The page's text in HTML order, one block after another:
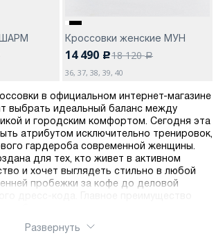
ШАРМ Кроссовки женские МУН
14 490 c18 120a
36, 37, 38, 39, 40
в официальном интернет-магазине
выбрать идеальный баланс между
и городским комфортом. Сегодня эта
атрибутом исключительно тренировок,
гардероба современной женщины.
для тех, кто живет в активном
и хочет выглядеть стильно в любой
пробежки за кофе до деловой
нашего ассортимента составляет
выделки, а также
Развернуть